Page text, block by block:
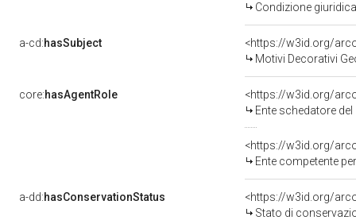
Condizione
a-cd:hasSubject
<https://w3id.org/
Motivi Decorativi
core:hasAgentRole
<https://w3id.org/
Ente schedatore
<https://w3id.org/
Ente competente per tutela
a-dd:hasConservationStatus
<https://w3id.org/
Stato di